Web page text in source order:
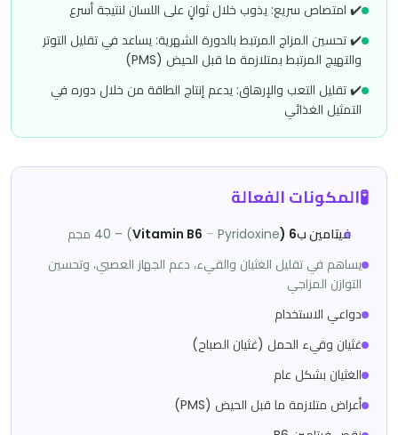
✔️ امتصاص سريع: يذوب خلال ثوانٍ على اللسان لنتيجة أسرع
✔️ تحسين المزاج المرتبط بالدورة الشهرية: يساعد في تقليل التوتر
والتهيج المرتبط بمتلازمة ما قبل الحيض (PMS)
✔️ تقليل التعب والإرهاق: يدعم إنتاج الطاقة من خلال دوره في
التمثيل الغذائي
🧪المكونات الفعالة
فيتامين ب6 (Vitamin B6 – Pyridoxine) – 40 مجم
يساهم في تقليل الغثيان والقيء، دعم الجهاز العصبي، وتحسين
التوازن المزاجي
دواعي الاستخدام
غثيان وقيء الحمل (غثيان الصباح)
الغثيان بشكل عام
أعراض متلازمة ما قبل الحيض (PMS)